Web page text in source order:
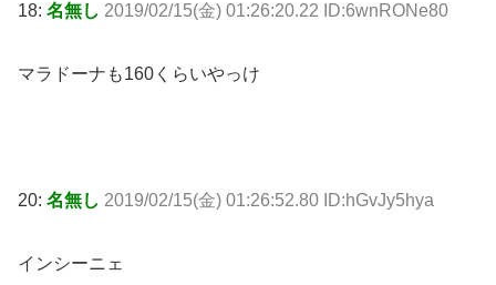
18: 名無し 2019/02/15(金) 01:26:20.22 ID:6wnRONe80
マラドーナも160くらいやっけ
20: 名無し 2019/02/15(金) 01:26:52.80 ID:hGvJy5hya
インシーニェ